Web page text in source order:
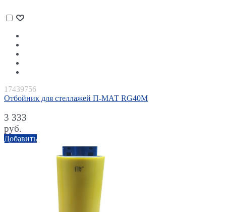
17439756
Отбойник для стеллажей П-МАТ RG40M
3 333
руб.
Добавить